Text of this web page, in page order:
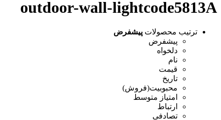
outdoor-wall-lightcode5813A
ترتیب محصولات پیشفرض
پیشفرض
دلخواه
نام
قیمت
تاریخ
محبوبیت(فروش)
امتیاز متوسط
ارتباط
تصادفی